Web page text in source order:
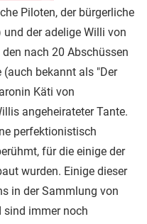
Piloten, der bürgerliche
und der adelige Willi von
nach 20 Abschüssen
(auch bekannt als "Der
Käti von
angeheirateter Tante.
perfektionistisch
für die einige der
wurden. Einige dieser
in der Sammlung von
sind immer noch